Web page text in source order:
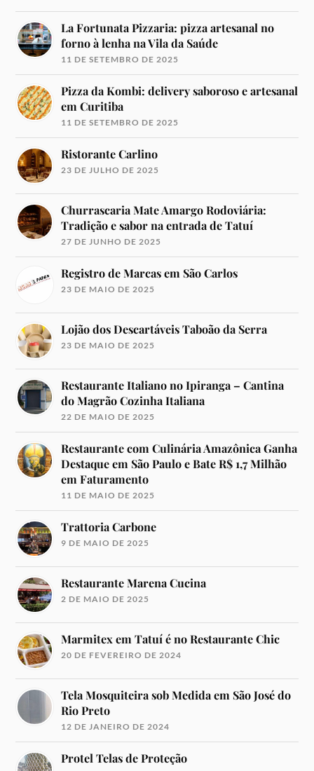
La Fortunata Pizzaria: pizza artesanal no
forno à lenha na Vila da Saúde
11 DE SETEMBRO DE 2025
Pizza da Kombi: delivery saboroso e artesanal
em Curitiba
11 DE SETEMBRO DE 2025
Ristorante Carlino
23 DE JULHO DE 2025
Churrascaria Mate Amargo Rodoviária:
Tradição e sabor na entrada de Tatuí
27 DE JUNHO DE 2025
Registro de Marcas em São Carlos
23 DE MAIO DE 2025
Lojão dos Descartáveis Taboão da Serra
23 DE MAIO DE 2025
Restaurante Italiano no Ipiranga – Cantina
do Magrão Cozinha Italiana
22 DE MAIO DE 2025
Restaurante com Culinária Amazônica Ganha
Destaque em São Paulo e Bate R$ 1,7 Milhão
em Faturamento
11 DE MAIO DE 2025
Trattoria Carbone
9 DE MAIO DE 2025
Restaurante Marena Cucina
2 DE MAIO DE 2025
Marmitex em Tatuí é no Restaurante Chic
20 DE FEVEREIRO DE 2024
Tela Mosquiteira sob Medida em São José do
Rio Preto
12 DE JANEIRO DE 2024
Protel Telas de Proteção